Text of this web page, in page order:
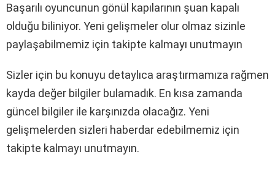
Başarılı oyuncunun gönül kapılarının şuan kapalı
olduğu biliniyor. Yeni gelişmeler olur olmaz sizinle
paylaşabilmemiz için takipte kalmayı unutmayın
Sizler için bu konuyu detaylıca araştırmamıza rağmen
kayda değer bilgiler bulamadık. En kısa zamanda
güncel bilgiler ile karşınızda olacağız. Yeni
gelişmelerden sizleri haberdar edebilmemiz için
takipte kalmayı unutmayın.